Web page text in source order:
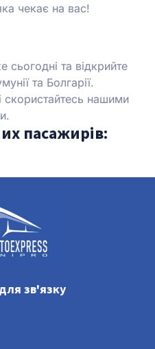
чекає на вас!
та відкрийте
та Болгарії.
скористайтесь нашими
пасажирів:
зв'язку